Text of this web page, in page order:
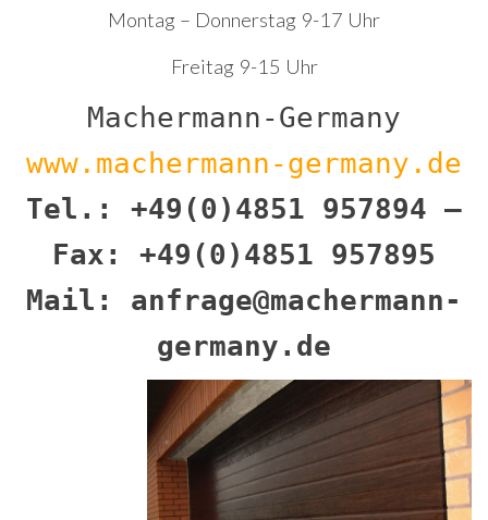
Montag – Donnerstag 9-17 Uhr
Freitag 9-15 Uhr
Machermann-Germany
www.machermann-germany.de
Tel.: +49(0)4851 957894 –
Fax: +49(0)4851 957895
Mail: anfrage@machermann-
germany.de